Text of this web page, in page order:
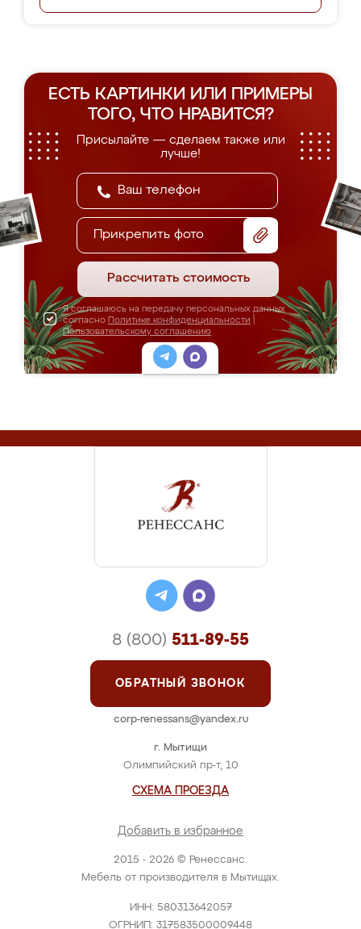
ЕСТЬ КАРТИНКИ ИЛИ ПРИМЕРЫ
ТОГО, ЧТО НРАВИТСЯ?
Присылайте — сделаем также или
лучше!
Прикрепить фото
Рассчитать стоимость
Я соглашаюсь на передачу персональных данных
согласно Политике конфиденциальности
Пользовательскому соглашению
2015 - 2026 © Ренессанс.
Мебель от производителя в Мытищах.
ИНН: 580313642057
ОГРНИП: 317583500009448
г. Мытищи
Олимпийский пр-т, 10
СХЕМА ПРОЕЗДА
Добавить в избранное
8 (800) 511-89-55
ОБРАТНЫЙ ЗВОНОК
corp-renessans@yandex.ru